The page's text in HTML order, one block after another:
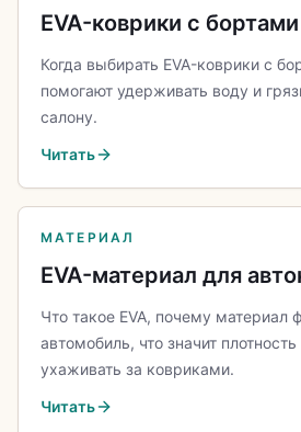
EVA-коврики с бортами
Когда выбирать EVA-коврики с
помогают удерживать воду и
салону.
Читать
МАТЕРИАЛ
EVA-материал для
Что такое EVA, почему материал
автомобиль, что значит
ухаживать за ковриками.
Читать